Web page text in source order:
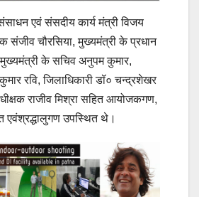
एवं संसदीय कार्य मंत्री विजय
संजीव चौरसिया, मुख्यमंत्री के प्रधान
के सचिव अनुपम कुमार,
रवि, जिलाधिकारी डॉ० चन्द्रशेखर
राजीव मिश्रा सहित आयोजकगण,
एवंश्रद्धालुगण उपस्थित थे।